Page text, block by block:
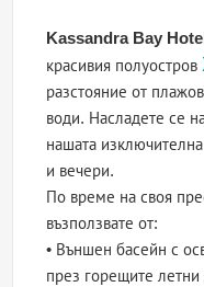
Kassandra Bay
красивия полуостров
разстояние от
води. Насладете се
нашата
и вечери.
По време на своя
възползвате от:
• Външен басейн с
през горещите летни